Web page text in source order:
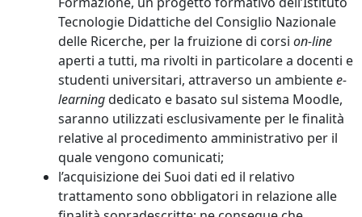
Tecnologie Didattiche del Consiglio Nazionale
delle Ricerche, per la fruizione di corsi on-line
aperti a tutti, ma rivolti in particolare a docenti e
studenti universitari, attraverso un ambientee-
learningdedicato e basato sul sistema Moodle,
saranno utilizzati esclusivamente per le finalità
relative al procedimento amministrativo per il
quale vengono comunicati;
l’acquisizione dei Suoi dati ed il relativo
trattamento sono obbligatori in relazione alle